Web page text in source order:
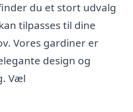
du et stort udvalg
tilpasses til dine
Vores gardiner er
design og
Væl